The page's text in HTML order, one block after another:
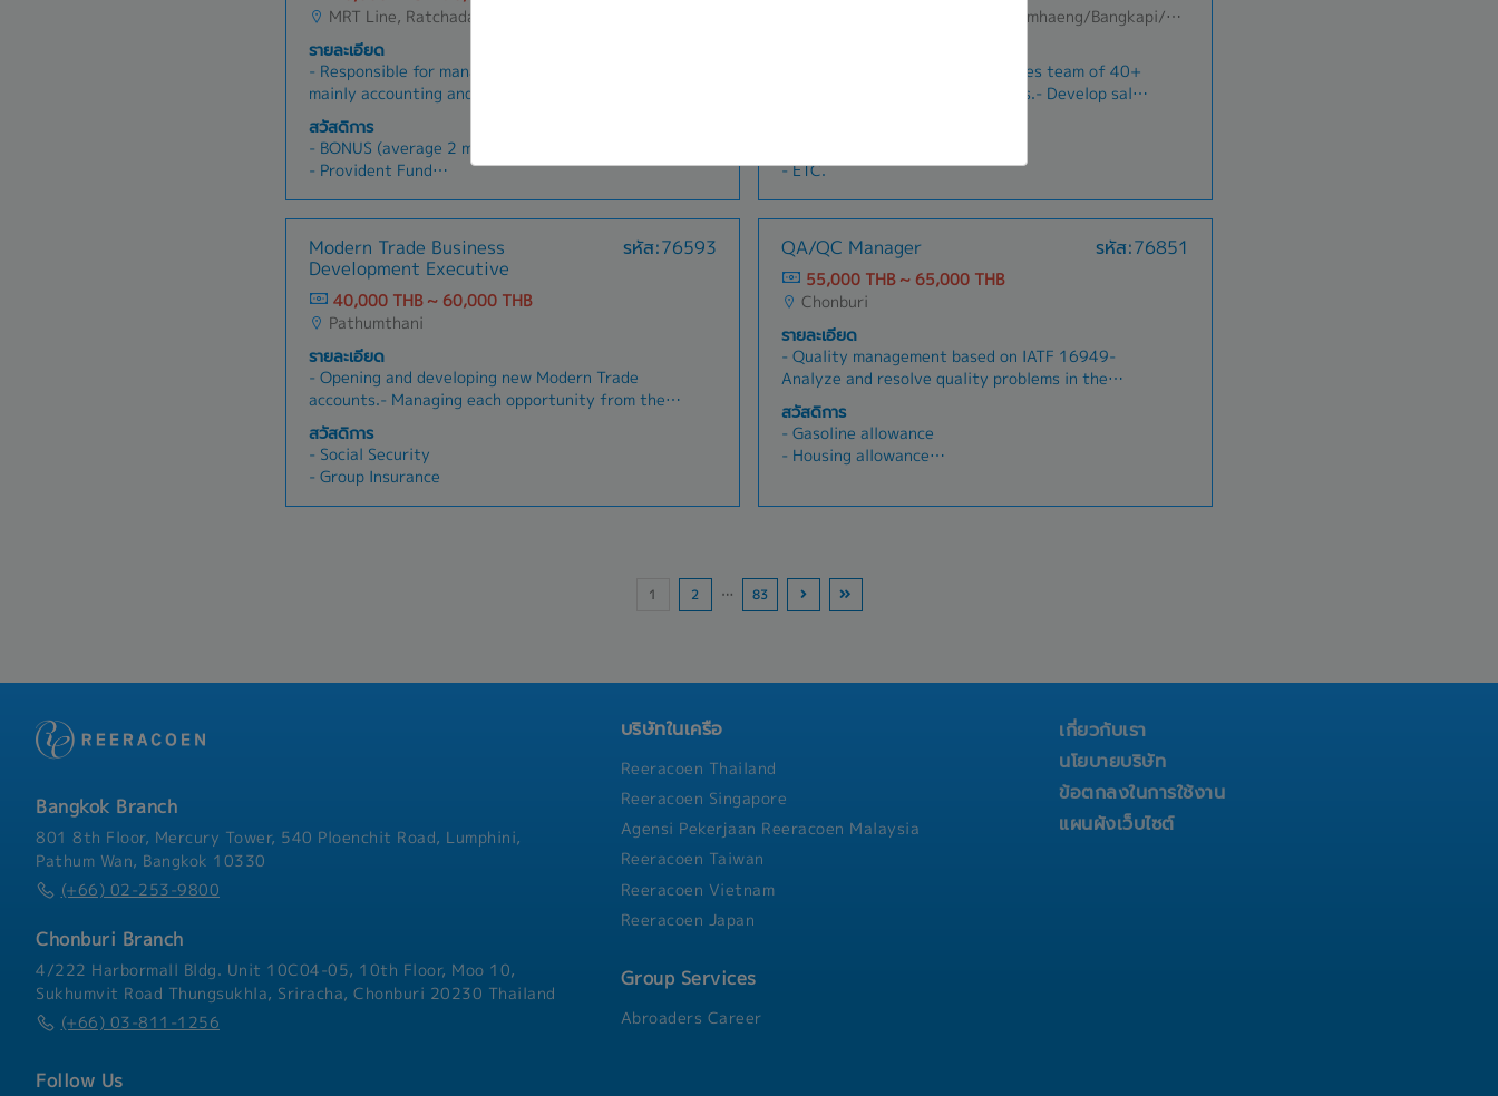
issues promptly.Perform other assigned duties as
to the Director sales as directedรายละเอียดงาน-
ส่งเสริมและขายผลิตภัณฑ์ของบริษัทและบริษัทในเครือผ่าน
เสนอและข้อเสนอสำหรับลูกค้า- พัฒนายอดขายเพื่อให้
บรรลุเป้าหมายการขายและเพิ่มส่วนแบ่งการตลาด- สร้าง
ระดับการผลิตและการบำรุงรักษา- การระบุและแก้ไขข้อ
MRT Line, Ratchadapisek - Phetchaburi, Lat Phrao
รายละเอียด
- Responsible for managing the back-office team,
mainly accounting and taxation functions-
Manage accounting, human resources and general
affairs functions- Gradually internalize
accounting and taxation functions which are
currently being outsourced- Control and manage
monthly expenses and profit based on budget-
Manage a back-office team of 5 members-
Occasionally report to the General Manager-
Other responsibilities as needed
สวัสดิการ
- BONUS (average 2 months)
- Provident Fund
- Medical Checkup
- Transportation Allowance (1,200 THB, after
one year)
- Company Activity
- SIM Card for Mobile
- O.T. Allowances
All Airport Link Lines, Ramkhamhaeng/Bangkapi/Bueng Kum
- Lead and develop a B2C telesales team of 40+
agents through Team Supervisors.- Develop sales
KPIs, including Approval Rate (AR), Delivery Rate
(DR), Average Order Value (AOV), call attempts,
and lead conversion.- Analyze sales performance,
identify root causes of performance gaps, and
implement coaching and improvement plans.-
Recommend process improvements and
collaborate with cross-functional teams to
enhance sales efficiency and customer
experience.- Prepare sales reports, forecasts,
and performance updates for senior management.
- ETC.
Modern Trade Business
Development Executive
รหัส:76593
40,000 THB ~ 60,000 THB
Pathumthani
รายละเอียด
- Opening and developing new Modern Trade
accounts.- Managing each opportunity from the
first buyer conversation through onboarding and
the first purchase order.- Securing product
listings and turning them into active, sustainable
sales.- Building strong commercial relationships
with buyers, category teams, and key decision-
สวัสดิการ
- Social Security
- Group Insurance
QA/QC Manager รหัส:76851
55,000 THB ~ 65,000 THB
Chonburi
รายละเอียด
- Quality management based on IATF 16949-
Analyze and resolve quality problems in the
production process- Provide on-site inspection
guidance- Inspect product quality to meet
customer requirements- Initial response to
customer complaints- Control and follow up on
subordinates
สวัสดิการ
- Gasoline allowance
- Housing allowance
- Maternity allowance
- Compensation for death
1 2 … 83
Bangkok Branch
801 8th Floor, Mercury Tower, 540 Ploenchit Road, Lumphini,
Pathum Wan, Bangkok 10330
(+66) 02-253-9800
Chonburi Branch
4/222 Harbormall Bldg. Unit 10C04-05, 10th Floor, Moo 10,
Sukhumvit Road Thungsukhla, Sriracha, Chonburi 20230 Thailand
(+66) 03-811-1256
Follow Us
บริษัทในเครือ
Reeracoen Thailand
Reeracoen Singapore
Agensi Pekerjaan Reeracoen Malaysia
Reeracoen Taiwan
Reeracoen Vietnam
Reeracoen Japan
Group Services
Abroaders Career
เกี่ยวกับเรา
นโยบายบริษัท
ข้อตกลงในการใช้งาน
แผนผังเว็บไซต์